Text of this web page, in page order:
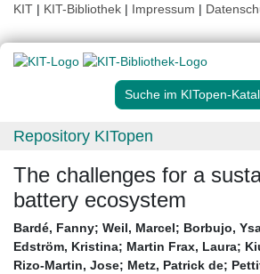
KIT | KIT-Bibliothek | Impressum |
Suche im KITopen-
Repository KITopen
The challenges for a
battery ecosystem
Bardé, Fanny; Weil, Marcel; Borbujo,
Edström, Kristina; Martin Frax, Laura;
Rizo-Martin, Jose; Metz, Patrick de;